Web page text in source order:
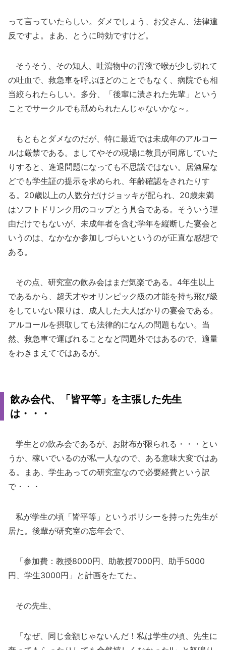
って言っていたらしい。ダメでしょう、お父さん、法律違
反ですよ。まあ、とうに時効ですけど。
そうそう、その知人、吐瀉物中の胃液で喉が少し切れて
の吐血で、救急車を呼ぶほどのことでもなく、病院でも相
当絞られたらしい。多分、「後輩に潰された先輩」という
ことでサークルでも舐められたんじゃないかな～。
もともとダメなのだが、特に最近では未成年のアルコー
ルは厳禁である。ましてやその現場に教員が同席していた
りすると、進退問題になっても不思議ではない。居酒屋な
どでも学生証の提示を求められ、年齢確認をされたりす
る。20歳以上の人数分だけジョッキが配られ、20歳未満
はソフトドリンク用のコップとう具合である。そういう理
由だけでもないが、未成年者を含む学年を縦断した宴会と
いうのは、なかなか参加しづらいというのが正直な感想で
ある。
その点、研究室の飲み会はまだ気楽である。4年生以上
であるから、超天才やオリンピック級の才能を持ち飛び級
をしていない限りは、成人した大人ばかりの宴会である。
アルコールを摂取しても法律的になんの問題もない。当
然、救急車で運ばれることなど問題外ではあるので、適量
をわきまえてではあるが。
飲み会代、「皆平等」を主張した先生
は・・・
学生との飲み会であるが、お財布が限られる・・・とい
うか、稼いでいるのが私一人なので、ある意味大変ではあ
る。まあ、学生あっての研究室なので必要経費という訳
で・・・
私が学生の頃「皆平等」というポリシーを持った先生が
居た。後輩が研究室の忘年会で、
「参加費：教授8000円、助教授7000円、助手5000
円、学生3000円」と計画をたてた。
その先生、
「なぜ、同じ金額じゃないんだ！私は学生の頃、先生に